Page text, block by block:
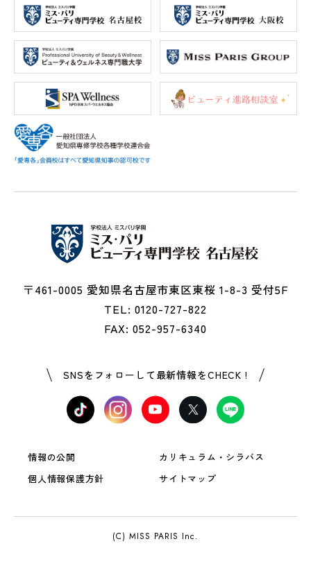
〒461-0005 愛知県名古屋市東区東桜 1-8-3 受付5F
TEL: 0120-727-822
FAX: 052-957-6340
SNSをフォローして最新情報をCHECK !
情報の公開
カリキュラム・シラバス
個人情報保護方針
サイトマップ
(C) MISS PARIS Inc.